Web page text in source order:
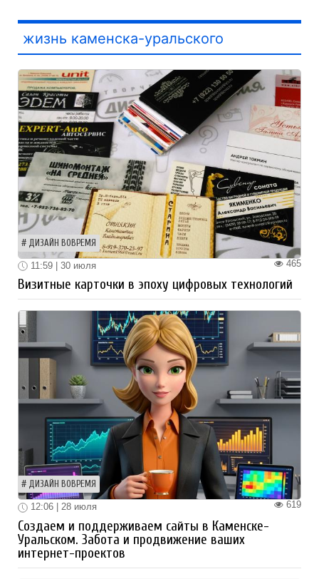
жизнь каменска-уральского
ДИЗАЙН ВОВРЕМЯ
465
11:59 | 30 июля
Визитные карточки в эпоху цифровых технологий
ДИЗАЙН ВОВРЕМЯ
619
12:06 | 28 июля
Создаем и поддерживаем сайты в Каменске-
Уральском. Забота и продвижение ваших
интернет-проектов